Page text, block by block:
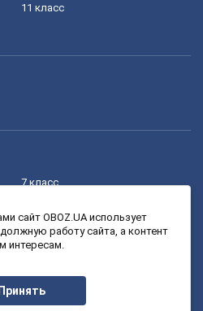
11 класс
7 класс
9 класс
сайт OBOZ.UA использует
работу сайта, а контент
интересам.
Принять